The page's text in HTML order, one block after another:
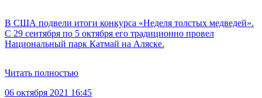
В США подвели итоги конкурса «Неделя толстых медведей».
С 29 сентября по 5 октября его традиционно провел
Национальный парк Катмай на Аляске.
Читать полностью
06 октября 2021 16:45